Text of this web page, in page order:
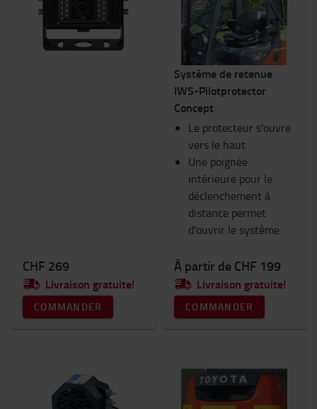
Consommables
Eclairage
Equipement hivernal
Espace de travail et entrepôt
Fourches et extensions de fourches
Guidage laser
Sécurité incendie(3)
Nouveautés (3)
CHF 269
Livraison gratuite!
COMMANDER
Système de retenue
IWS-Pilotprotector
Concept
Le protecteur s'ouvre
vers le haut
Une poignée
intérieure pour le
déclenchement à
distance permet
d'ouvrir le système
À partir de CHF 199
Livraison gratuite!
COMMANDER